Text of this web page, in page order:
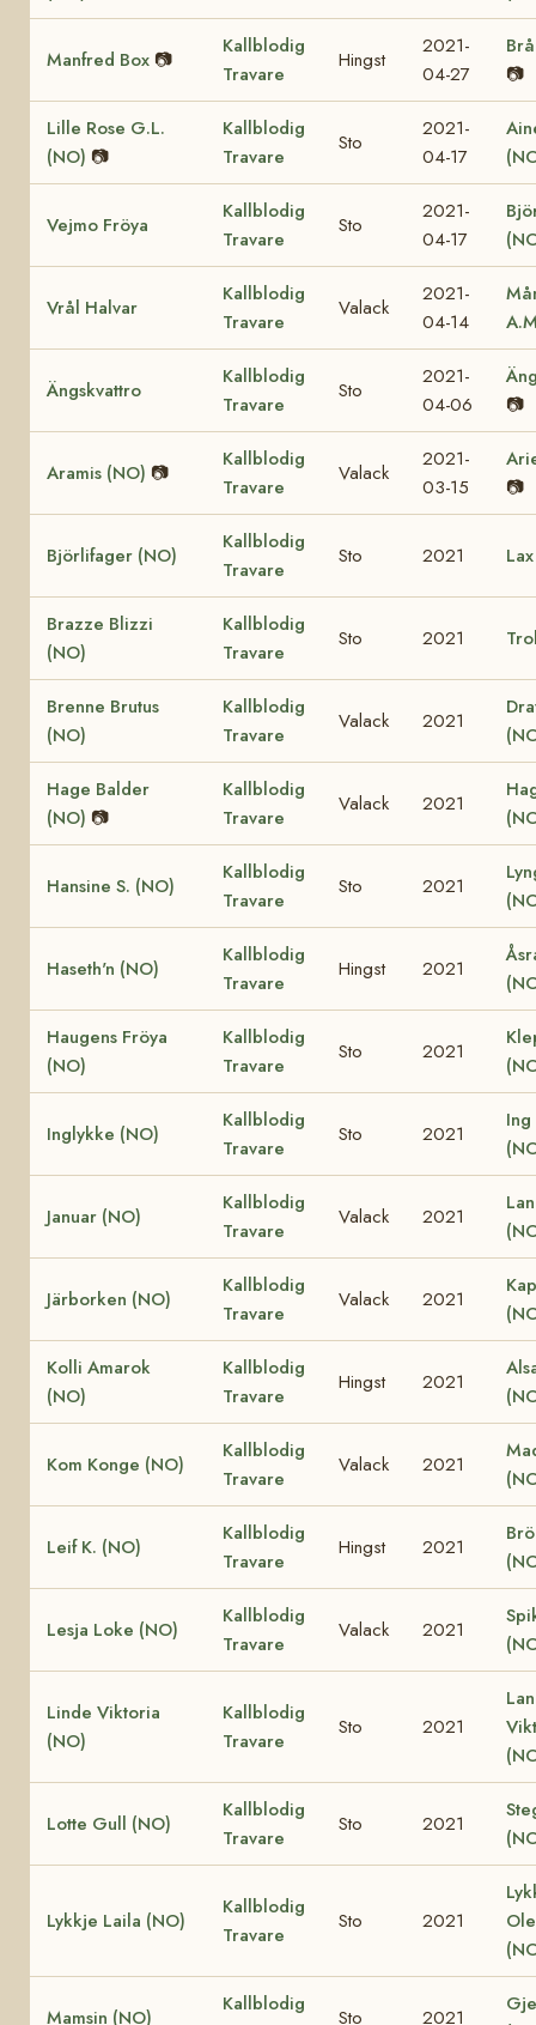
Manfred Box 📷
Kallblodig
Travare
Hingst
2021-
04-27
📷
Lille Rose G.L.
(NO) 📷
Kallblodig
Travare
Sto
2021-
04-17
Vejmo Fröya
Kallblodig
Travare
Sto
2021-
04-17
Vrål Halvar
Kallblodig
Travare
Valack
2021-
04-14
Ängskvattro
Kallblodig
Travare
Sto
2021-
04-06
📷
Aramis (NO) 📷
Kallblodig
Travare
Valack
2021-
03-15
📷
Björlifager (NO)
Kallblodig
Travare
Sto 2021
Brazze Blizzi
(NO)
Kallblodig
Travare
Sto 2021
Brenne Brutus
(NO)
Kallblodig
Travare
Valack 2021
Hage Balder
(NO) 📷
Kallblodig
Travare
Valack 2021
Hansine S. (NO)
Kallblodig
Travare
Sto 2021
Haseth'n (NO)
Kallblodig
Travare
Hingst 2021
Haugens Fröya
(NO)
Kallblodig
Travare
Sto 2021
Inglykke (NO)
Kallblodig
Travare
Sto 2021
Januar (NO)
Kallblodig
Travare
Valack 2021
Järborken (NO)
Kallblodig
Travare
Valack 2021
Kolli Amarok
(NO)
Kallblodig
Travare
Hingst 2021
Kom Konge (NO)
Kallblodig
Travare
Valack 2021
Leif K. (NO)
Kallblodig
Travare
Hingst 2021
Lesja Loke (NO)
Kallblodig
Travare
Valack 2021
Linde Viktoria
(NO)
Kallblodig
Travare
Sto 2021
Lotte Gull (NO)
Kallblodig
Travare
Sto 2021
Lykkje Laila (NO)
Kallblodig
Travare
Sto 2021
Mamsin (NO)
Kallblodig
Sto 2021